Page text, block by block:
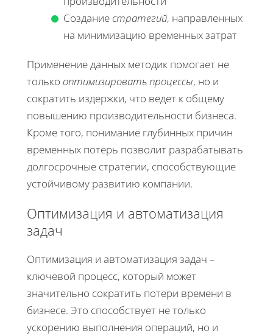
Созданиестратегий, направленных
на минимизацию временных затрат
Применение данных методик помогает не
только оптимизировать процессы, но и
сократить издержки, что ведет к общему
повышению производительности бизнеса.
Кроме того, понимание глубинных причин
временных потерь позволит разрабатывать
долгосрочные стратегии, способствующие
устойчивому развитию компании.
Оптимизация и автоматизация
задач
Оптимизация и автоматизация задач –
ключевой процесс, который может
значительно сократить потери времени в
бизнесе. Это способствует не только
ускорению выполнения операций, но и